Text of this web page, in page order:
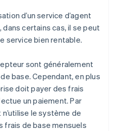
d’un service d’agent
certains cas, il se peut
service bien rentable.
sont généralement
base. Cependant, en plus
doit payer des frais
un paiement. Par
le système de
frais de base mensuels